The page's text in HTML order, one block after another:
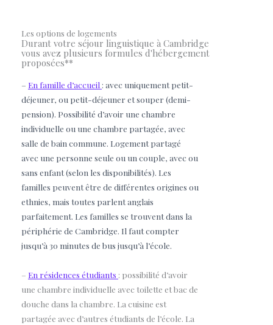
Les options de logements
Durant votre séjour linguistique à Cambridge
vous avez plusieurs formules d'hébergement
proposées**
– En famille d’accueil : avec uniquement petit-
déjeuner, ou petit-déjeuner et souper (demi-
pension). Possibilité d’avoir une chambre
individuelle ou une chambre partagée, avec
salle de bain commune. Logement partagé
avec une personne seule ou un couple, avec ou
sans enfant (selon les disponibilités). Les
familles peuvent être de différentes origines ou
ethnies, mais toutes parlent anglais
parfaitement. Les familles se trouvent dans la
périphérie de Cambridge. Il faut compter
jusqu’à 30 minutes de bus jusqu’à l’école.
– En résidences étudiants : possibilité d’avoir
une chambre individuelle avec toilette et bac de
douche dans la chambre. La cuisine est
partagée avec d’autres étudiants de l’école. La